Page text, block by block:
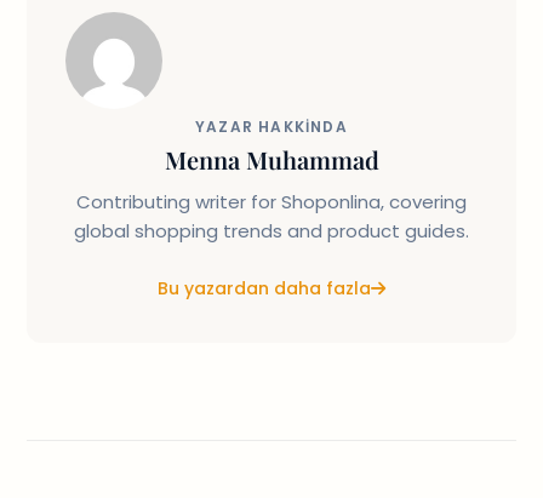
YAZAR HAKKINDA
Menna Muhammad
Contributing writer for Shoponlina, covering
global shopping trends and product guides.
Bu yazardan daha fazla